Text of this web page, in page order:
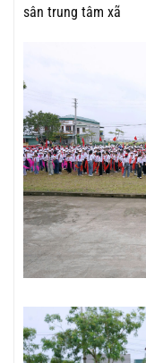
sân trung tâm xã